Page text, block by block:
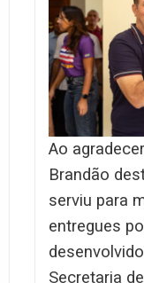
Ao
Brandão
serviu para
entregues
Secretaria